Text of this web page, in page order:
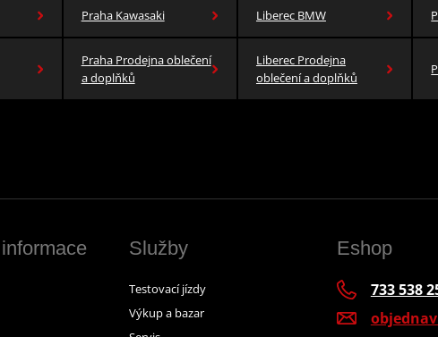
Praha Kawasaki Liberec BMW
Praha Prodejna oblečení
a doplňků
Liberec Prodejna
oblečení a doplňků
Služby
Testovací jízdy
Výkup a bazar
Eshop
733 538